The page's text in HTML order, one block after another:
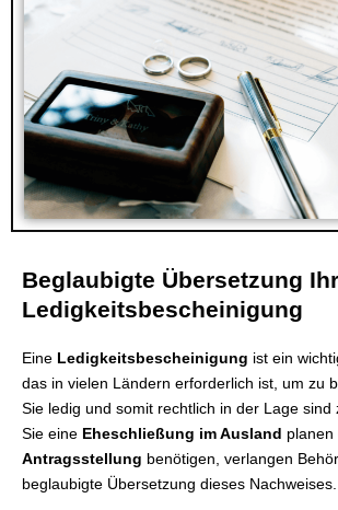
Beglaubigte Übersetzung
Ledigkeitsbescheinigung
Eine Ledigkeitsbescheinigung ist ein
das in vielen Ländern erforderlich ist, um zu
Sie ledig und somit rechtlich in der Lage sind
Sie eine Eheschließung im Ausland planen
Antragsstellung benötigen, verlangen
beglaubigte Übersetzung dieses Nachweises.